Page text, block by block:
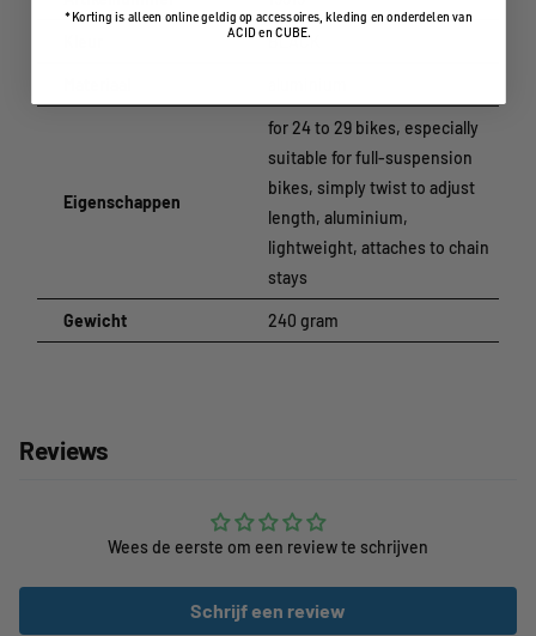
Gewicht:240 g
BLACK
Eigenschappen
for 24 to 29 bikes, especially
suitable for full-suspension
bikes, simply twist to adjust
length, aluminium,
lightweight, attaches to chain
stays
Gewicht 240 gram
Reviews
Wees de eerste om een review te schrijven
Schrijf een review
*Korting is alleen online geldig op accessoires, kleding en onderdelen van
ACID en CUBE.